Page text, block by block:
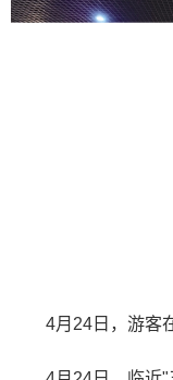
4月24日，游客